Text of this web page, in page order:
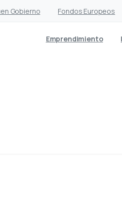
Gobierno Fondos Europeos
Emprendimiento